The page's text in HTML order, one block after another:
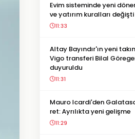
Evim sisteminde yeni
ve yatırım kuralları değişti
11:33
Altay Bayındır'ın yeni
Vigo transferi Bilal
duyuruldu
11:31
Mauro Icardi'den
ret: Ayrılıkta yeni gelişme
11:29